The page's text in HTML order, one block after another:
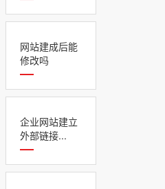
网站建成后能
修改吗
企业网站建立
外部链接...